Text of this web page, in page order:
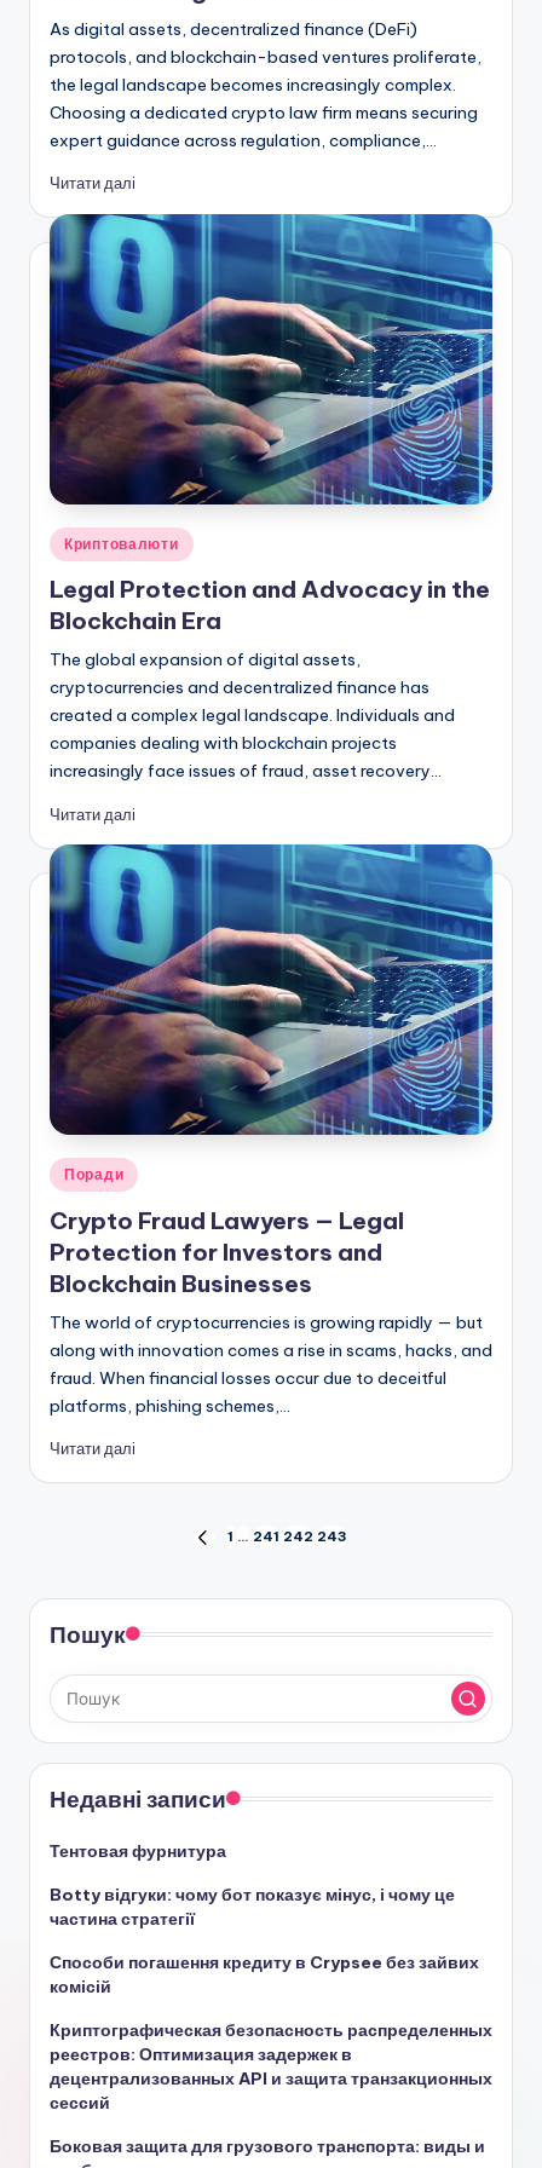
As digital assets, decentralized finance (DeFi)
protocols, and blockchain-based ventures proliferate,
the legal landscape becomes increasingly complex.
Choosing a dedicated crypto law firm means securing
expert guidance across regulation, compliance,…
Читати далі
Опубліковано
Криптовалюти
Legal Protection and Advocacy in the
Blockchain Era
The global expansion of digital assets,
cryptocurrencies and decentralized finance has
created a complex legal landscape. Individuals and
companies dealing with blockchain projects
increasingly face issues of fraud, asset recovery…
Читати далі
Опубліковано
Поради
Crypto Fraud Lawyers — Legal
Protection for Investors and
Blockchain Businesses
The world of cryptocurrencies is growing rapidly — but
along with innovation comes a rise in scams, hacks, and
fraud. When financial losses occur due to deceitful
platforms, phishing schemes,…
Читати далі
записів
ПОПЕРЕДНЯ
1 … 241 242 243
Пошук
Недавні записи
Тентовая фурнитура
Botty відгуки: чому бот показує мінус, і чому це
частина стратегії
Способи погашення кредиту в Crypsee без зайвих
комісій
Криптографическая безопасность распределенных
реестров: Оптимизация задержек в
децентрализованных API и защита транзакционных
сессий
Боковая защита для грузового транспорта: виды и